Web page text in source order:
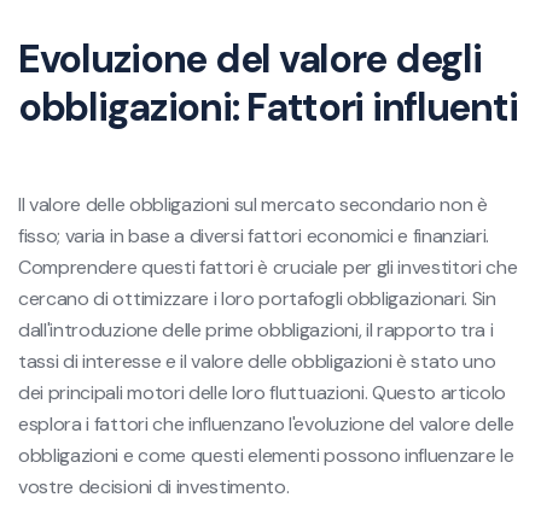
Evoluzione del valore degli
obbligazioni: Fattori influenti
Il valore delle obbligazioni sul mercato secondario non è
fisso; varia in base a diversi fattori economici e finanziari.
Comprendere questi fattori è cruciale per gli investitori che
cercano di ottimizzare i loro portafogli obbligazionari. Sin
dall'introduzione delle prime obbligazioni, il rapporto tra i
tassi di interesse e il valore delle obbligazioni è stato uno
dei principali motori delle loro fluttuazioni. Questo articolo
esplora i fattori che influenzano l'evoluzione del valore delle
obbligazioni e come questi elementi possono influenzare le
vostre decisioni di investimento.